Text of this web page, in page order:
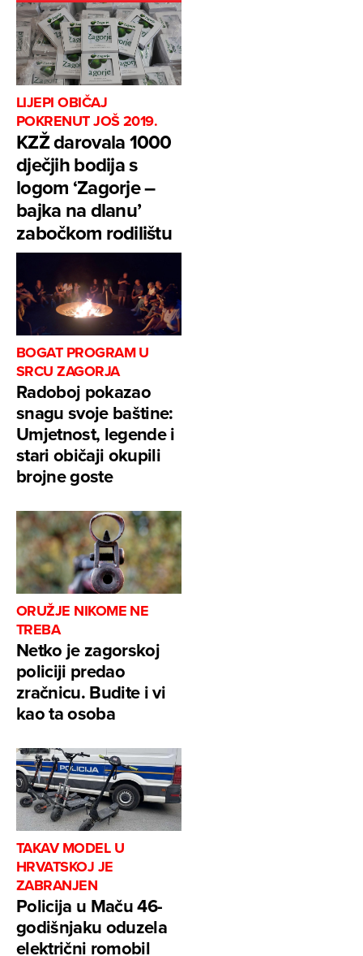
LIJEPI OBIČAJ
POKRENUT JOŠ 2019.
KZŽ darovala 1000
dječjih bodija s
logom ‘Zagorje –
bajka na dlanu’
zabočkom rodilištu
BOGAT PROGRAM U
SRCU ZAGORJA
Radoboj pokazao
snagu svoje baštine:
Umjetnost, legende i
stari običaji okupili
brojne goste
ORUŽJE NIKOME NE
TREBA
Netko je zagorskoj
policiji predao
zračnicu. Budite i vi
kao ta osoba
TAKAV MODEL U
HRVATSKOJ JE
ZABRANJEN
Policija u Maču 46-
godišnjaku oduzela
električni romobil